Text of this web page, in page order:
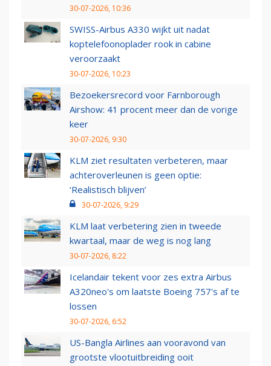
30-07-2026, 10:36
SWISS-Airbus A330 wijkt uit nadat
koptelefoonoplader rook in cabine
veroorzaakt
30-07-2026, 10:23
Bezoekersrecord voor Farnborough
Airshow: 41 procent meer dan de vorige
keer
30-07-2026, 9:30
KLM ziet resultaten verbeteren, maar
achteroverleunen is geen optie:
‘Realistisch blijven’
30-07-2026, 9:29
KLM laat verbetering zien in tweede
kwartaal, maar de weg is nog lang
30-07-2026, 8:22
Icelandair tekent voor zes extra Airbus
A320neo's om laatste Boeing 757's af te
lossen
30-07-2026, 6:52
US-Bangla Airlines aan vooravond van
grootste vlootuitbreiding ooit